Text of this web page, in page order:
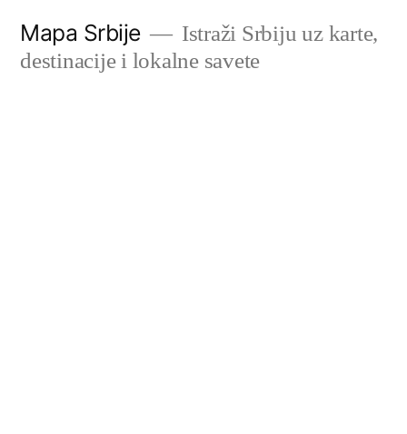
Mapa Srbije
Istraži Srbiju uz karte,
destinacije i lokalne savete